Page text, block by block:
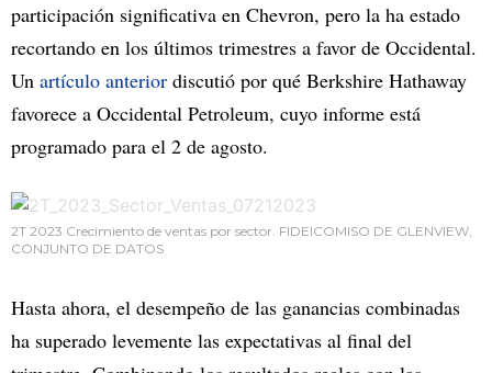
participación significativa en Chevron, pero la ha estado
recortando en los últimos trimestres a favor de Occidental.
Un artículo anterior discutió por qué Berkshire Hathaway
favorece a Occidental Petroleum, cuyo informe está
programado para el 2 de agosto.
2T 2023 Crecimiento de ventas por sector. FIDEICOMISO DE GLENVIEW,
CONJUNTO DE DATOS
Hasta ahora, el desempeño de las ganancias combinadas
ha superado levemente las expectativas al final del